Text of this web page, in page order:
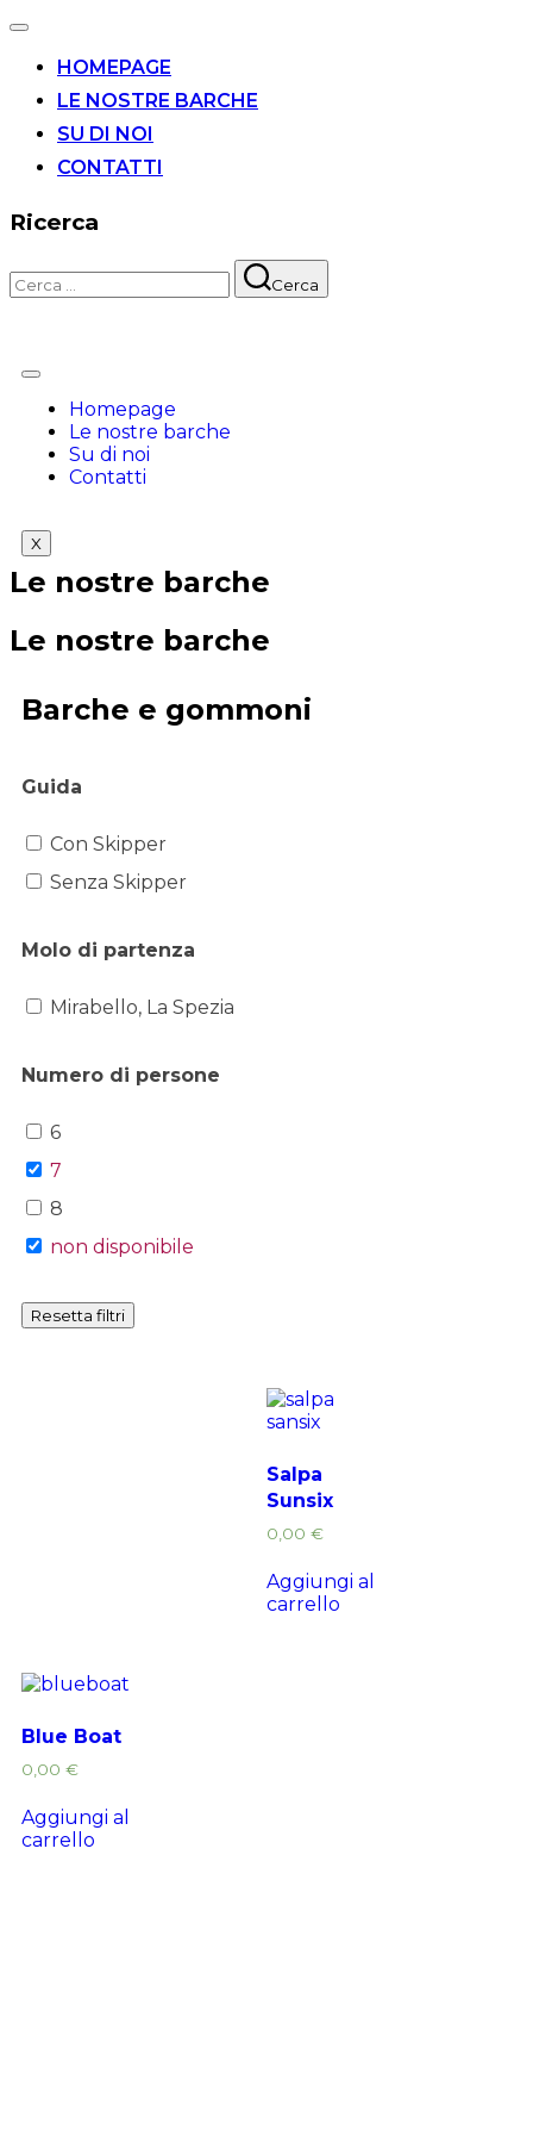
HOMEPAGE
LE NOSTRE BARCHE
SU DI NOI
CONTATTI
Ricerca
Cerca
Homepage
Le nostre barche
Su di noi
Contatti
X
Le nostre barche
Le nostre barche
Barche e gommoni
Guida
Con Skipper
Senza Skipper
Molo di partenza
Mirabello, La Spezia
Numero di persone
6
7
8
non disponibile
Resetta filtri
Salpa
Sunsix
0,00 €
Aggiungi al
carrello
Blue Boat
0,00 €
Aggiungi al
carrello